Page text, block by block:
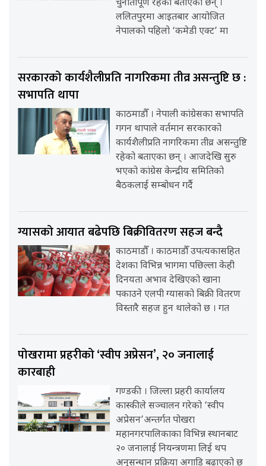
चुनौतीपूर्ण रहेको बताएका छन् ।
ललितपुरमा आइतबार आयोजित
नेपालको पहिलो ‘कमेडी एक्ट’ मा
सरकारको कार्यशैलीप्रति नागरिकमा तीव्र असन्तुष्टि छ :
सभापति थापा
काठमाडौँ । नेपाली कांग्रेसका सभापति
गगन थापाले वर्तमान सरकारको
कार्यशैलीप्रति नागरिकमा तीव्र असन्तुष्टि
रहेको बताएका छन् । आजदेखि सुरु
भएको कांग्रेस केन्द्रीय समितिको
बैठकलाई सम्बोधन गर्दै
ग्यासको आयात बढेपछि बिक्रीवितरण सहज बन्दै
काठमाडौँ । काठमाडौँ उपत्यकासहित
देशका विभिन्न भागमा पछिल्ला केही
दिनयता अभाव देखिएको खाना
पकाउने एलपी ग्यासको बिक्री वितरण
विस्तारै सहज हुन थालेको छ । गत
पोखरामा प्रहरीको ‘स्वीप अप्रेसन’, २० जनालाई
कारबाही
गण्डकी । जिल्ला प्रहरी कार्यालय
कास्कीले सञ्चालन गरेको ‘स्वीप
अप्रेसन’अन्तर्गत पोखरा
महानगरपालिकाका विभिन्न स्थानबाट
२० जनालाई नियन्त्रणमा लिई थप